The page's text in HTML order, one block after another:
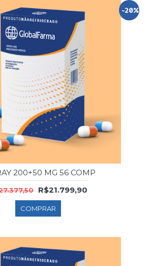
-20%
200+50 MG 56 COMP
R$21.799,90
COMPRAR